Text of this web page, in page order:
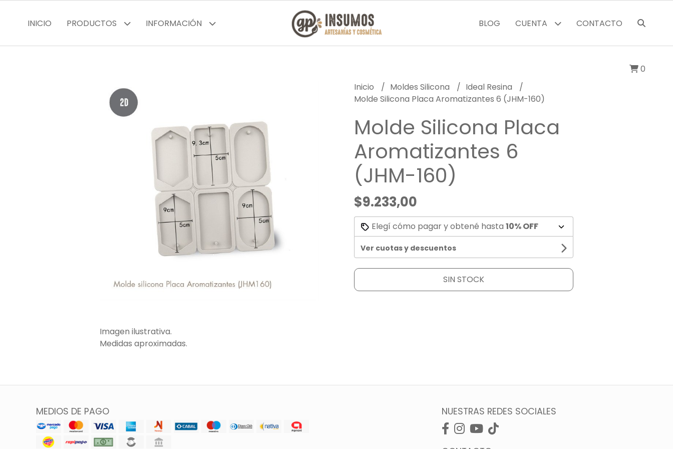
INICIO PRODUCTOS INFORMACIÓN BLOG CUENTA CONTACTO
0
Imagen ilustrativa.
Medidas aproximadas.
Inicio Moldes Silicona
Ideal Resina
Molde Silicona Placa Aromatizantes 6 (JHM-160)
Molde Silicona Placa
Aromatizantes 6
(JHM-160)
$9.233,00
Elegí cómo pagar y obtené hasta 10% OFF
Ver cuotas y descuentos
SIN STOCK
MEDIOS DE PAGO NUESTRAS REDES SOCIALES